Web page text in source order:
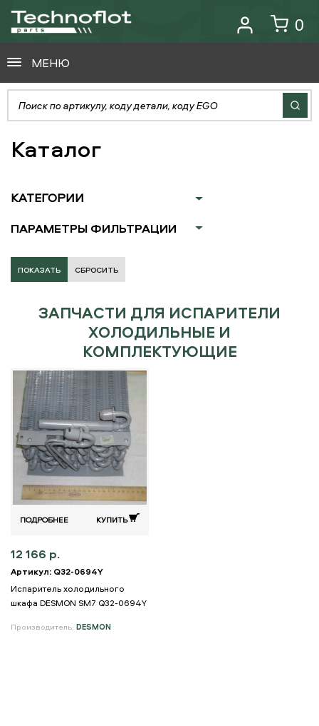
0
МЕНЮ
Каталог
КАТЕГОРИИ
ПАРАМЕТРЫ ФИЛЬТРАЦИИ
СБРОСИТЬ
ЗАПЧАСТИ ДЛЯ ИСПАРИТЕЛИ
ХОЛОДИЛЬНЫЕ И
КОМПЛЕКТУЮЩИЕ
ПОДРОБНЕЕ КУПИТЬ
12 166 р.
Артикул: Q32-0694Y
Испаритель холодильного
шкафа DESMON SM7 Q32-0694Y
Производитель: DESMON